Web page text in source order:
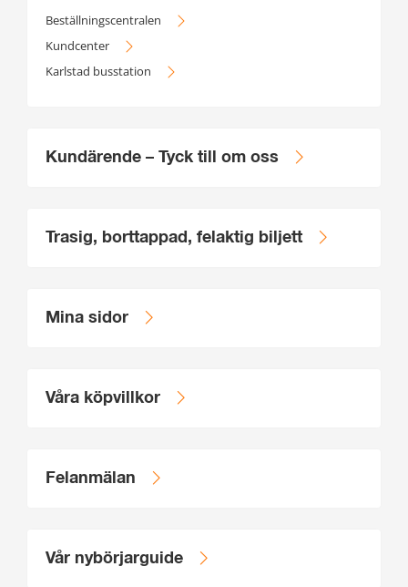
Beställningscentralen
Kundcenter
Karlstad busstation
Kundärende – Tyck till om oss
Trasig, borttappad, felaktig biljett
Mina sidor
Våra köpvillkor
Felanmälan
Vår nybörjarguide